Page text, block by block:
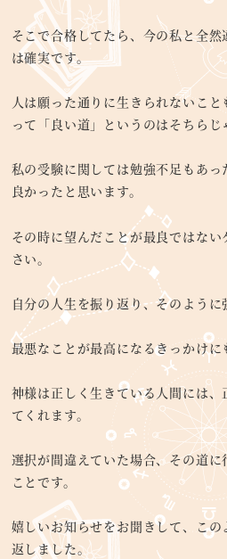
そこで合格してたら、今の私と全
は確実です。
人は願った通りに生きられないこ
って「良い道」というのはそちらじ
私の受験に関しては勉強不足もあ
良かったと思います。
その時に望んだことが最良ではな
さい。
自分の人生を振り返り、そのように
最悪なことが最高になるきっかけに
神様は正しく生きている人間には
てくれます。
選択が間違えていた場合、その道に
ことです。
嬉しいお知らせをお聞きして、こ
返しました。